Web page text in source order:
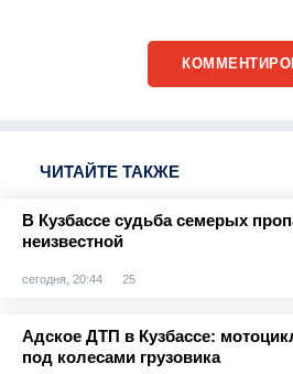
ЧИТАЙТЕ ТАКЖЕ
В Кузбассе судьба семерых
неизвестной
сегодня, 20:44 25
Адское ДТП в Кузбассе:
под колесами грузовика